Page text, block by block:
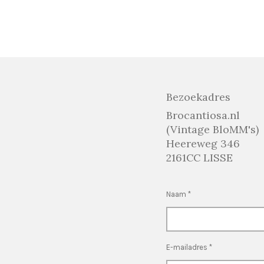
Bezoekadres
Brocantiosa.nl
(Vintage BloMM's)
Heereweg 346
2161CC LISSE
Naam *
E-mailadres *